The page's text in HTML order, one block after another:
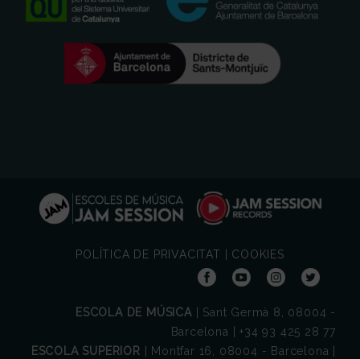
POLÍTICA DE PRIVACITAT COOKIES
ESCOLA DE MÚSICA | Sant Germà 8, 08004 -
Barcelona | +34 93 425 28 77
ESCOLA SUPERIOR | Montfar 16, 08004 - Barcelona |